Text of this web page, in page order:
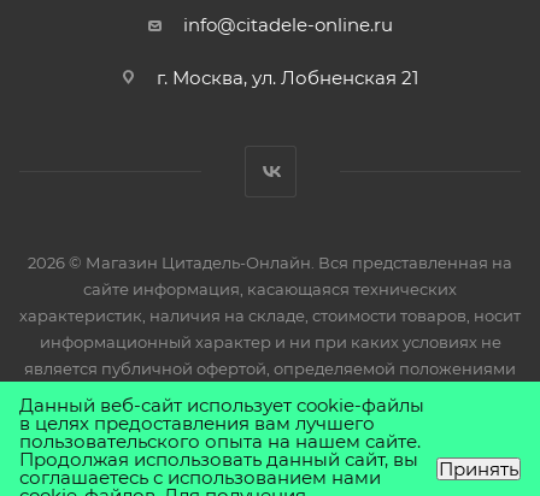
info@citadele-online.ru
г. Москва, ул. Лобненская 21
2026 © Магазин Цитадель-Онлайн. Вся представленная на
сайте информация, касающаяся технических
характеристик, наличия на складе, стоимости товаров, носит
информационный характер и ни при каких условиях не
является публичной офертой, определяемой положениями
Статьи 437(2) Гражданского кодекса РФ.
Данный веб-сайт использует cookie-файлы
в целях предоставления вам лучшего
пользовательского опыта на нашем сайте.
Продолжая использовать данный сайт, вы
соглашаетесь с использованием нами Принять